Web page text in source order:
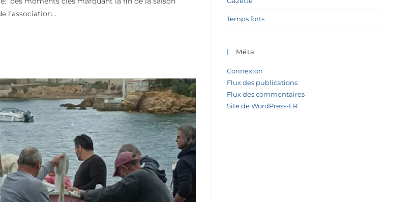
l’association…
Temps forts
Méta
Connexion
Flux des publications
Flux des commentaires
Site de WordPress-FR